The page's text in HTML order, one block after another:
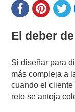
El deber
Si diseñar para
más compleja a
cuando el cliente
reto se antoja